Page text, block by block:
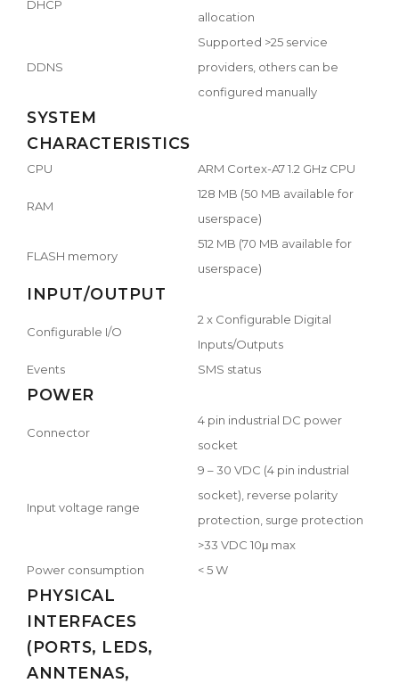
DHCP
allocation
DDNS
Supported >25 service
providers, others can be
configured manually
SYSTEM
CHARACTERISTICS
CPU ARM Cortex-A7 1.2 GHz CPU
RAM
128 MB (50 MB available for
userspace)
FLASH memory
512 MB (70 MB available for
userspace)
INPUT/OUTPUT
Configurable I/O
2 x Configurable Digital
Inputs/Outputs
Events
SMS status
POWER
Connector
4 pin industrial DC power
socket
Input voltage range
9 – 30 VDC (4 pin industrial
socket), reverse polarity
protection, surge protection
>33 VDC 10μ max
Power consumption
< 5 W
PHYSICAL
INTERFACES
(PORTS, LEDS,
ANNTENAS,